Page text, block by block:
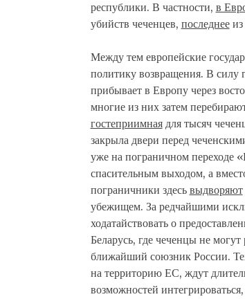
республики. В частности, в
убийств чеченцев, последнееиз
Между тем европейские
политику возвращения. В силу
прибывает в Европу через
многие из них затем
гостеприимнаядля тысяч
закрыла двери перед
уже на пограничном переходе
спасительным выходом, а
пограничники здесь выдворяют
убежищем. За редчайшими
ходатайствовать о
Беларусь, где чеченцы не
ближайший союзник России.
на территорию ЕС, ждут
возможностей